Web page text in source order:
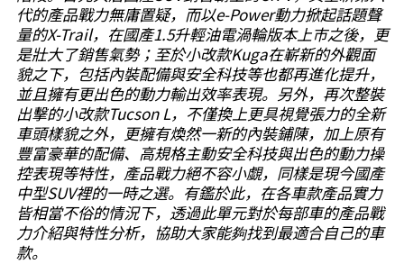
代的產品戰力無庸置疑，而以e-Power動力掀起話題聲
量的X-Trail，在國產1.5升輕油電渦輪版本上市之後，更
是壯大了銷售氣勢；至於小改款Kuga在嶄新的外觀面
貌之下，包括內裝配備與安全科技等也都再進化提升，
並且擁有更出色的動力輸出效率表現。另外，再次整裝
出擊的小改款Tucson L，不僅換上更具視覺張力的全新
車頭樣貌之外，更擁有煥然一新的內裝鋪陳，加上原有
豐富豪華的配備、高規格主動安全科技與出色的動力操
控表現等特性，產品戰力絕不容小覷，同樣是現今國產
中型SUV裡的一時之選。有鑑於此，在各車款產品實力
皆相當不俗的情況下，透過此單元對於每部車的產品戰
力介紹與特性分析，協助大家能夠找到最適合自己的車
款。